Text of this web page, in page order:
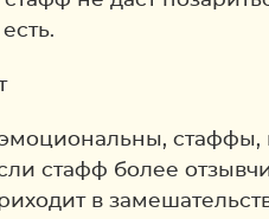
стаффы,
стафф более
в